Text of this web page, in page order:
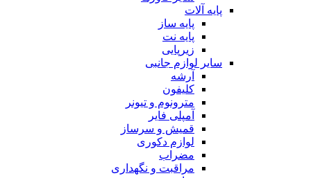
پایه آلات
پایه ساز
پایه نت
زیرپایی
سایر لوازم جانبی
آرشه
کلیفون
مترونوم و تیونر
آمپلی فایر
قمیش و سرساز
لوازم دکوری
مضراب
مراقبت و نگهداری